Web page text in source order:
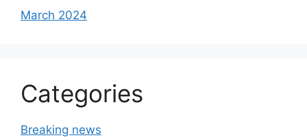
March 2024
Categories
Breaking news